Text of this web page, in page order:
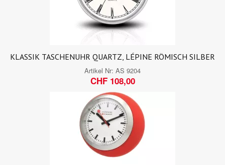
KLASSIK TASCHENUHR QUARTZ, LÉPINE RÖMISCH SILBER
Artikel Nr: AS 9204
CHF 108,00